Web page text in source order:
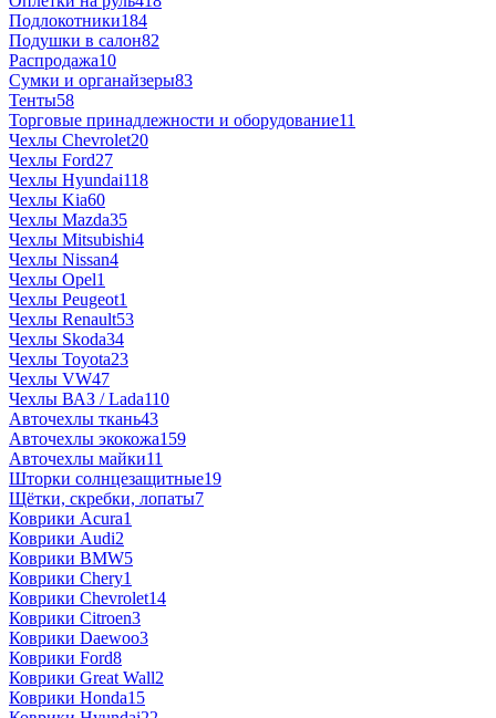
Подлокотники184
Подушки в салон82
Распродажа10
Сумки и органайзеры83
Тенты58
Торговые принадлежности и оборудование11
Чехлы Chevrolet20
Чехлы Ford27
Чехлы Hyundai118
Чехлы Kia60
Чехлы Mazda35
Чехлы Mitsubishi4
Чехлы Nissan4
Чехлы Opel1
Чехлы Peugeot1
Чехлы Renault53
Чехлы Skoda34
Чехлы Toyota23
Чехлы VW47
Чехлы ВАЗ / Lada110
Авточехлы ткань43
Авточехлы экокожа159
Авточехлы майки11
Шторки солнцезащитные19
Щётки, скребки, лопаты7
Коврики Acura1
Коврики Audi2
Коврики BMW5
Коврики Chery1
Коврики Chevrolet14
Коврики Citroen3
Коврики Daewoo3
Коврики Ford8
Коврики Great Wall2
Коврики Honda15